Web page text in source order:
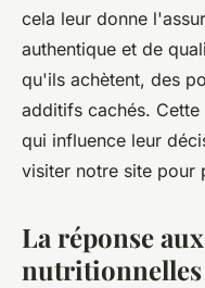
cela leur donne
authentique et de
qu'ils achètent, des
additifs cachés.
qui influence leur
visiter notre site pour
La réponse
nutritionnelles